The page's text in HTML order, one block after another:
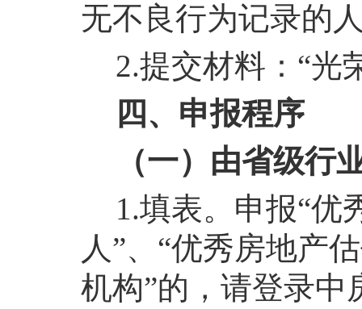
无不良行为记录的
2.提交材料：“光
四、申报程序
（一）由省级行
1.填表。申报“优
人”、“优秀房地产
机构”的，请登录中